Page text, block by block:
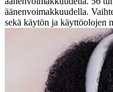
äänenvoimakkuudella.
sekä käytön ja käyttöolojen